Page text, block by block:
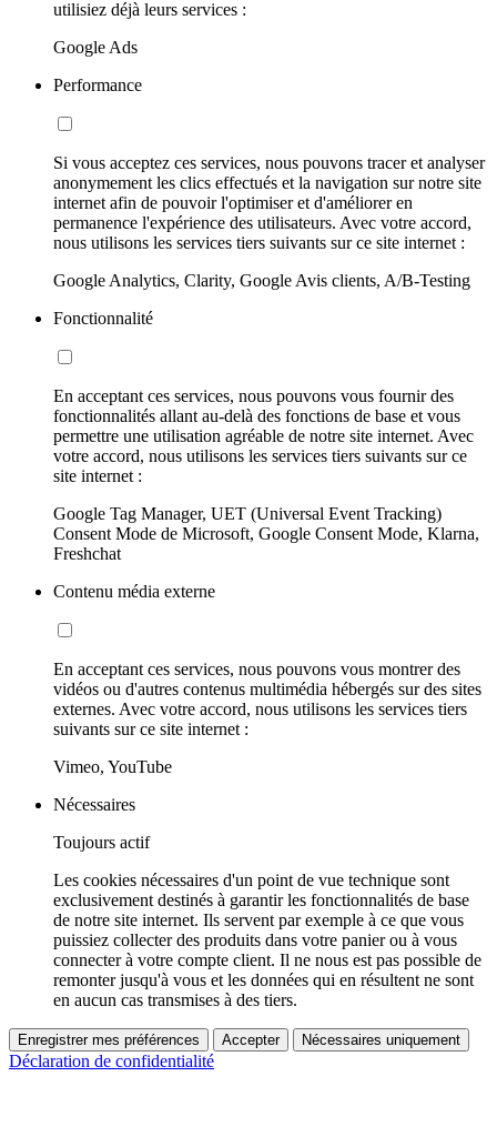
utilisiez déjà leurs services :
Google Ads
Performance
Si vous acceptez ces services, nous pouvons tracer et analyser
anonymement les clics effectués et la navigation sur notre site
internet afin de pouvoir l'optimiser et d'améliorer en
permanence l'expérience des utilisateurs. Avec votre accord,
nous utilisons les services tiers suivants sur ce site internet :
Google Analytics, Clarity, Google Avis clients, A/B-Testing
Fonctionnalité
En acceptant ces services, nous pouvons vous fournir des
fonctionnalités allant au-delà des fonctions de base et vous
permettre une utilisation agréable de notre site internet. Avec
votre accord, nous utilisons les services tiers suivants sur ce
site internet :
Google Tag Manager, UET (Universal Event Tracking)
Consent Mode de Microsoft, Google Consent Mode, Klarna,
Freshchat
Contenu média externe
En acceptant ces services, nous pouvons vous montrer des
vidéos ou d'autres contenus multimédia hébergés sur des sites
externes. Avec votre accord, nous utilisons les services tiers
suivants sur ce site internet :
Vimeo, YouTube
Nécessaires
Toujours actif
Les cookies nécessaires d'un point de vue technique sont
exclusivement destinés à garantir les fonctionnalités de base
de notre site internet. Ils servent par exemple à ce que vous
puissiez collecter des produits dans votre panier ou à vous
connecter à votre compte client. Il ne nous est pas possible de
remonter jusqu'à vous et les données qui en résultent ne sont
en aucun cas transmises à des tiers.
Enregistrer mes préférences Accepter Nécessaires uniquement
Déclaration de confidentialité